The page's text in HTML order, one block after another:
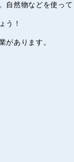
自然物などを使って
う！
があります。